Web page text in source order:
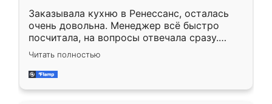
Заказывала кухню в Ренессанс, осталась
очень довольна. Менеджер всё быстро
посчитала, на вопросы отвечала сразу.
Замерщик приехал в субботу, подошёл к
делу со всей ответственностью. Собрали
за день, ребята работали аккуратно, даже
Читать полностью